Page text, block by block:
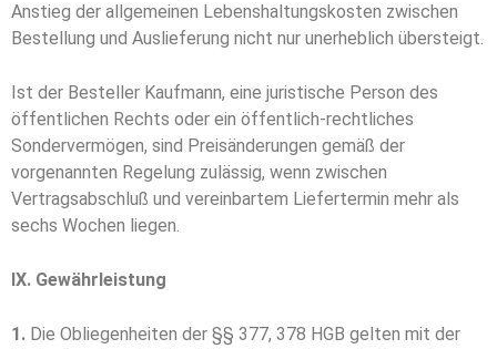
Anstieg der allgemeinen Lebenshaltungskosten zwi­­schen
Bestellung und Auslieferung nicht nur unerheblich übersteigt.
Ist der Besteller Kaufmann, eine juristische Person des
öffentlichen Rechts oder ein öffentlich-recht­li­­ches
Sondervermögen, sind Preisänderungen gemäß der
vorgenannten Regelung zu­läs­­sig, wenn zwischen
Vertragsabschluß und vereinbartem Liefertermin mehr als
sechs Wochen lie­­gen.
IX. Gewährleistung
1. Die Obliegenheiten der §§ 377, 378 HGB gelten mit der